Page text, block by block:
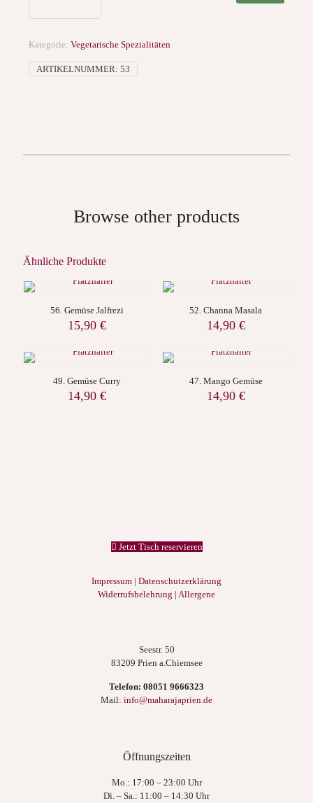
Kategorie: Vegetarische Spezialitäten
ARTIKELNUMMER: 53
Browse other products
Ähnliche Produkte
56. Gemüse Jalfrezi
15,90€
52. Channa Masala
14,90 €
49. Gemüse Curry
14,90€
47. Mango Gemüse
14,90 €
Jetzt Tisch reservieren
Impressum | Datenschutzerklärung
Widerrufsbelehrung | Allergene
Seestr. 50
83209 Prien a.Chiemsee
Telefon: 08051 9666323
Mail: info@maharajaprien.de
Öffnungszeiten
Mo.: 17:00 – 23:00 Uhr
Di. – Sa.: 11:00 – 14:30 Uhr